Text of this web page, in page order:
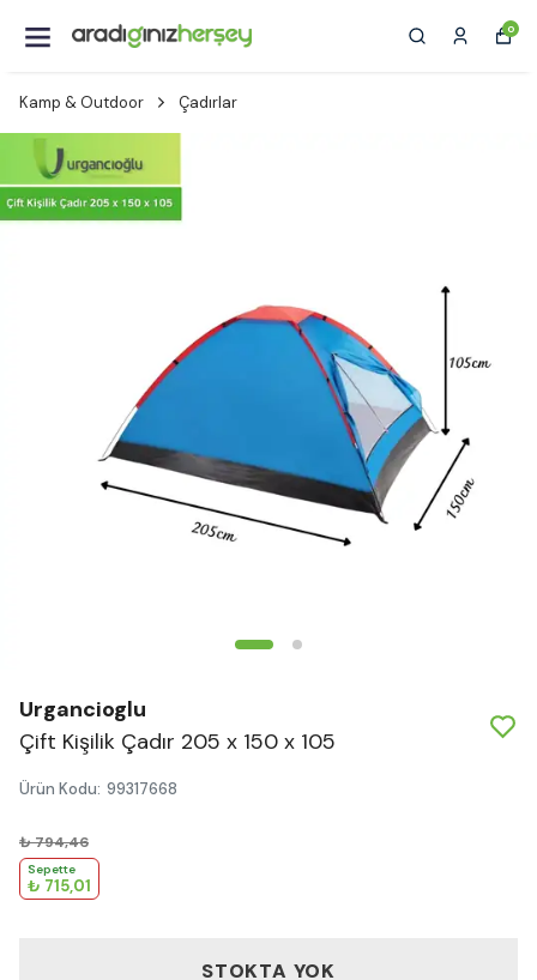
0
Kamp & Outdoor Çadırlar
Urgancioglu
Çift Kişilik Çadır 205 x 150 x 105
Ürün Kodu: 99317668
₺ 794,46
Sepette
₺ 715,01
STOKTA YOK